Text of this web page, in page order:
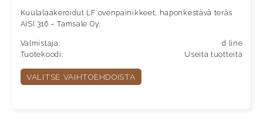
Kuulalaakeroidut LF ovenpainikkeet, haponkestävä teräs
AISI 316 – Tamsale Oy.
Valmistaja:
d line
Tuotekoodi:
Useita tuotteita
VALITSE VAIHTOEHDOISTA